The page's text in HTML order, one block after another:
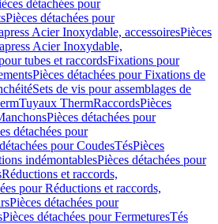
détachées pour
Pièces détachées pour
Acier Inoxydable, accessoiresPièces
Acier Inoxydable,
tubes et raccordsFixations pour
Pièces détachées pour Fixations de
Sets de vis pour assemblages de
Tuyaux ThermRaccordsPièces
Pièces détachées pour
détachées pour
pour CoudesTésPièces
indémontablesPièces détachées pour
Réductions et raccords,
pour Réductions et raccords,
Pièces détachées pour
Pièces détachées pour FermeturesTés